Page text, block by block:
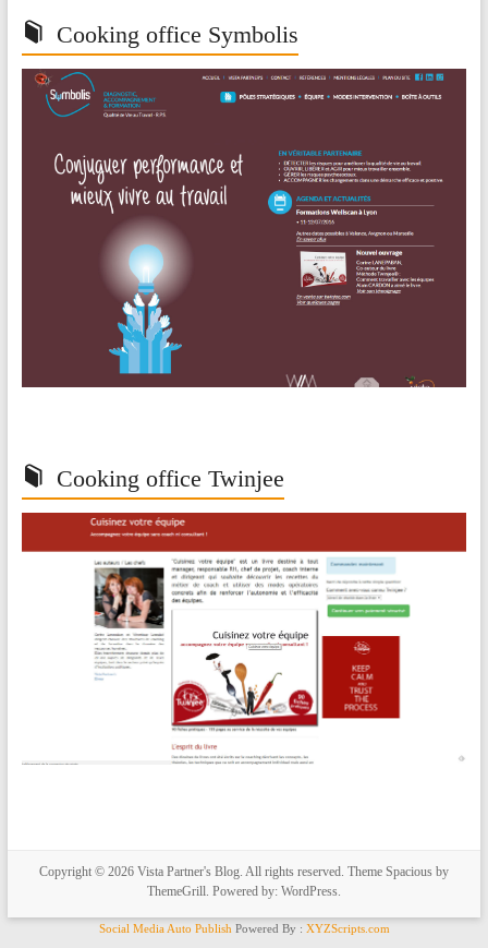
Cooking office Symbolis
Cooking office Twinjee
Copyright © 2026 Vista Partner's Blog. All rights reserved. Theme Spaciousby
ThemeGrill. Powered by: WordPress.
Social Media Auto Publish Powered By : XYZScripts.com